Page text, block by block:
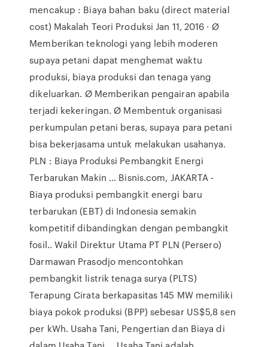
mencakup : Biaya bahan baku (direct material
cost) Makalah Teori Produksi Jan 11, 2016 · Ø
Memberikan teknologi yang lebih moderen
supaya petani dapat menghemat waktu
produksi, biaya produksi dan tenaga yang
dikeluarkan. Ø Memberikan pengairan apabila
terjadi kekeringan. Ø Membentuk organisasi
perkumpulan petani beras, supaya para petani
bisa bekerjasama untuk melakukan usahanya.
PLN : Biaya Produksi Pembangkit Energi
Terbarukan Makin ... Bisnis.com, JAKARTA -
Biaya produksi pembangkit energi baru
terbarukan (EBT) di Indonesia semakin
kompetitif dibandingkan dengan pembangkit
fosil.. Wakil Direktur Utama PT PLN (Persero)
Darmawan Prasodjo mencontohkan
pembangkit listrik tenaga surya (PLTS)
Terapung Cirata berkapasitas 145 MW memiliki
biaya pokok produksi (BPP) sebesar US$5,8 sen
per kWh. Usaha Tani, Pengertian dan Biaya di